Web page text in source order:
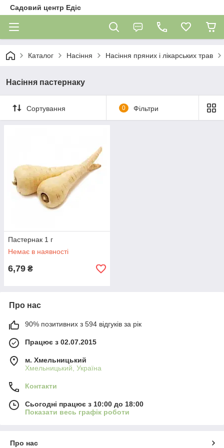
Садовий центр Едіс
Каталог Насіння Насіння пряних і лікарських трав
Насіння пастернаку
Сортування 0 Фільтри
Пастернак 1 г
Немає в наявності
6,79 ₴
Про нас
90% позитивних з 594 відгуків за рік
Працює з 02.07.2015
м. Хмельницький
Хмельницький, Україна
Контакти
Сьогодні працює з 10:00 до 18:00
Показати весь графік роботи
Про нас